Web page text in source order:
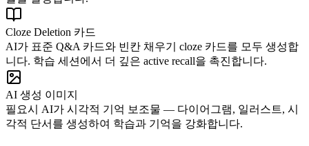
Cloze Deletion 카드
AI가 표준 Q&A 카드와 빈칸 채우기 cloze 카드를 모두 생성합
니다. 학습 세션에서 더 깊은 active recall을 촉진합니다.
AI 생성 이미지
필요시 AI가 시각적 기억 보조물 — 다이어그램, 일러스트, 시
각적 단서를 생성하여 학습과 기억을 강화합니다.